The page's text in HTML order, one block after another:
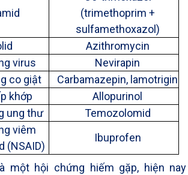
(trimethoprim +
sulfamethoxazol)
Azithromycin
virus
Nevirapin
co giật
Carbamazepin, lamotrigin
khớp
Allopurinol
ung thư
Temozolomid
viêm
(NSAID)
Ibuprofen
một hội chứng hiếm gặp, hiện nay